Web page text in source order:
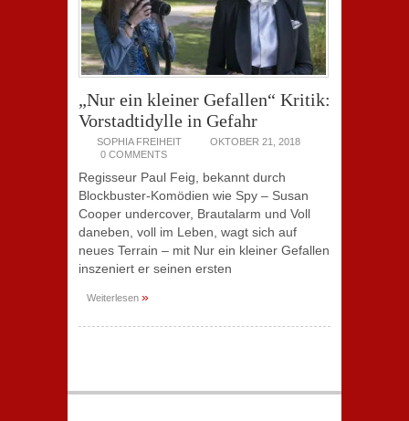
„Nur ein kleiner Gefallen“ Kritik:
Vorstadtidylle in Gefahr
SOPHIA FREIHEIT
OKTOBER 21, 2018
0 COMMENTS
Regisseur Paul Feig, bekannt durch
Blockbuster-Komödien wie Spy – Susan
Cooper undercover, Brautalarm und Voll
daneben, voll im Leben, wagt sich auf
neues Terrain – mit Nur ein kleiner Gefallen
inszeniert er seinen ersten
Weiterlesen »